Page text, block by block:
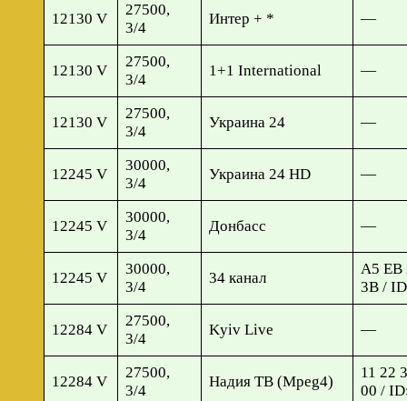
12130 V
27500,
3/4
Интер + * —
12130 V
27500,
3/4
1+1 International —
12130 V
27500,
3/4
Украина 24 —
12245 V
30000,
3/4
Украина 24 HD —
12245 V
30000,
3/4
Донбасс —
12245 V
30000,
3/4
34 канал
A5 EB
3B /
12284 V
27500,
3/4
Kyiv Live —
12284 V
27500,
3/4
Надия ТВ (Mpeg4)
11 22
00 /